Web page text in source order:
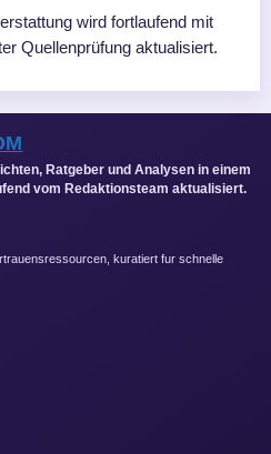
wird fortlaufend mit
Quellenprüfung aktualisiert.
Ratgeber und Analysen in einem
vom Redaktionsteam aktualisiert.
kuratiert fur schnelle